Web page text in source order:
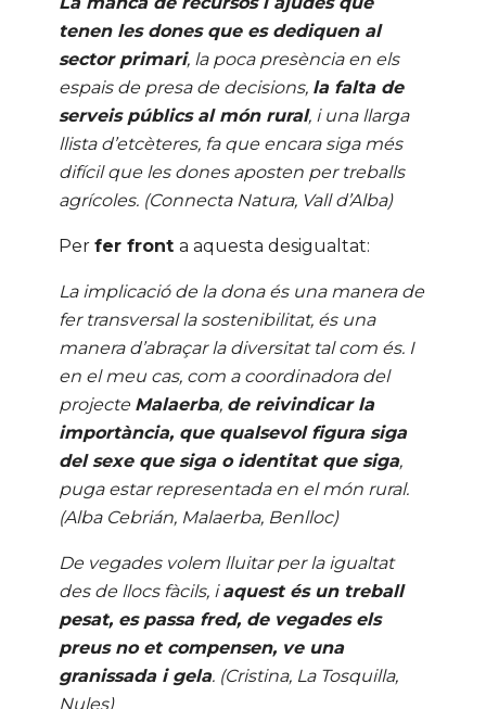
tenen les dones que es dediquen al
sector primari, la poca presència en els
espais de presa de decisions, la falta de
serveis públics al món rural, i una llarga
llista d’etcèteres, fa que encara siga més
difícil que les dones aposten per treballs
agrícoles. (Connecta Natura, Vall d’Alba)
Per fer front a aquesta desigualtat:
La implicació de la dona és una manera de
fer transversal la sostenibilitat, és una
manera d’abraçar la diversitat tal com és. I
en el meu cas, com a coordinadora del
projecte Malaerba, de reivindicar la
importància, que qualsevol figura siga
del sexe que siga o identitat que siga,
puga estar representada en el món rural.
(Alba Cebrián, Malaerba, Benlloc)
De vegades volem lluitar per la igualtat
des de llocs fàcils, iaquest és un treball
pesat, es passa fred, de vegades els
preus no et compensen, ve una
granissada i gela. (Cristina, La Tosquilla,
Nules)